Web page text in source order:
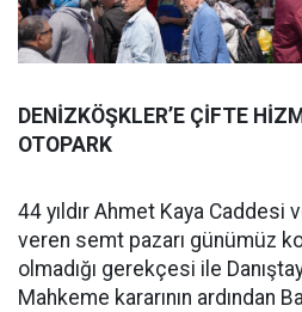
DENİZKÖŞKLER’E ÇİFTE
OTOPARK
44 yıldır Ahmet Kaya
veren semt pazarı günümüz
olmadığı gerekçesi ile
Mahkeme kararının ardından